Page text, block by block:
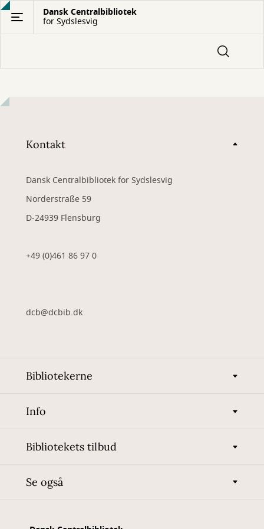
Gå
hovedindhold
Dansk Centralbibliotek
for Sydslesvig
Kontakt
Dansk Centralbibliotek for Sydslesvig
Norderstraße 59
D-24939 Flensburg
+49 (0)461 86 97 0
dcb@dcbib.dk
Bibliotekerne
Info
Bibliotekets tilbud
Se også